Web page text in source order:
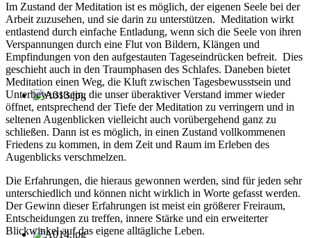
Im Zustand der Meditation ist es möglich, der eigenen Seele bei der
Arbeit zuzusehen, und sie darin zu unterstützen. Meditation wirkt
entlastend durch einfache Entladung, wenn sich die Seele von ihren
Verspannungen durch eine Flut von Bildern, Klängen und
Empfindungen von den aufgestauten Tageseindrücken befreit. Dies
geschieht auch in den Traumphasen des Schlafes. Daneben bietet
Meditation einen Weg, die Kluft zwischen Tagesbewusstsein und
Unterbewusstsein, die unser überaktiver Verstand immer wieder
öffnet, entsprechend der Tiefe der Meditation zu verringern und in
seltenen Augenblicken vielleicht auch vorübergehend ganz zu
schließen. Dann ist es möglich, in einen Zustand vollkommenen
Friedens zu kommen, in dem Zeit und Raum im Erleben des
Augenblicks verschmelzen.
Die Erfahrungen, die hieraus gewonnen werden, sind für jeden sehr
unterschiedlich und können nicht wirklich in Worte gefasst werden.
Der Gewinn dieser Erfahrungen ist meist ein größerer Freiraum,
Entscheidungen zu treffen, innere Stärke und ein erweiterter
Blickwinkel auf das eigene alltägliche Leben.